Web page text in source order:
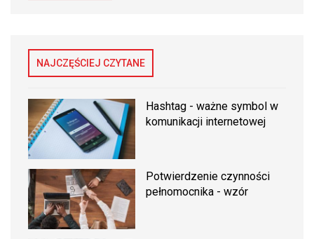
NAJCZĘŚCIEJ CZYTANE
Hashtag - ważne symbol w
komunikacji internetowej
Potwierdzenie czynności
pełnomocnika - wzór